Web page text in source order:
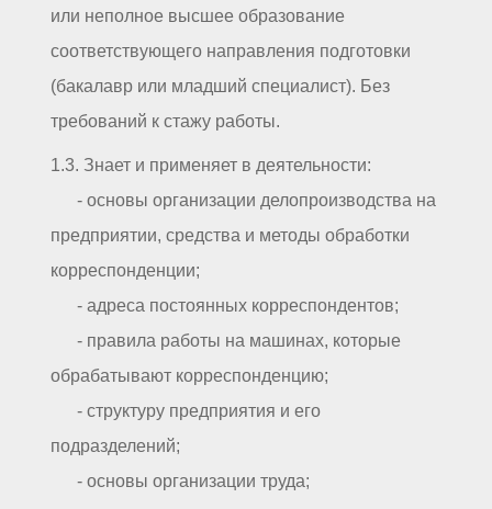
или неполное высшее образование
соответствующего направления подготовки
(бакалавр или младший специалист). Без
требований к стажу работы.
1.3. Знает и применяет в деятельности:
- основы организации делопроизводства на
предприятии, средства и методы обработки
корреспонденции;
- адреса постоянных корреспондентов;
- правила работы на машинах, которые
обрабатывают корреспонденцию;
- структуру предприятия и его
подразделений;
- основы организации труда;